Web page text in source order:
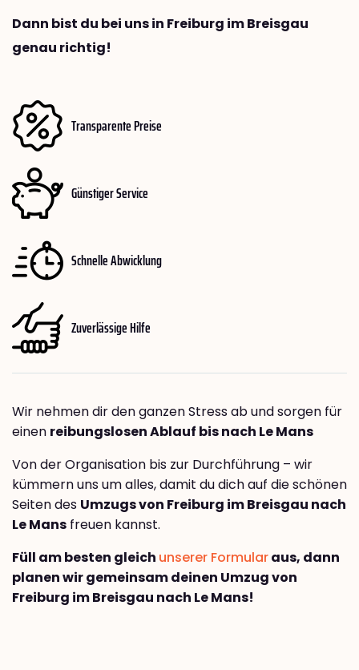
Dann bist du bei uns in Freiburg im Breisgau
genau richtig!
Transparente Preise
Günstiger Service
Schnelle Abwicklung
Zuverlässige Hilfe
Wir nehmen dir den ganzen Stress ab und sorgen für
einen reibungslosen Ablauf bis nach Le Mans
Von der Organisation bis zur Durchführung – wir
kümmern uns um alles, damit du dich auf die schönen
Seiten des Umzugs von Freiburg im Breisgau nach
Le Mans freuen kannst.
Füll am besten gleich unserer Formularaus, dann
planen wir gemeinsam deinen Umzug von
Freiburg im Breisgau nach Le Mans!